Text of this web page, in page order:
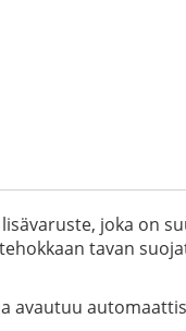
joka on
tavan
avautuu